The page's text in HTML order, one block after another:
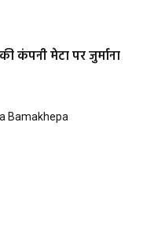
कंपनी मेटा पर जुर्माना